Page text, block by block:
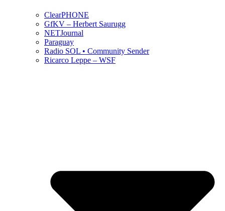
ClearPHONE
GfKV – Herbert Saurugg
NETJournal
Paraguay
Radio SOL • Community Sender
Ricarco Leppe – WSF